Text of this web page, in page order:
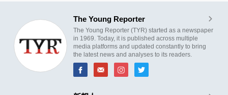
The Young Reporter
The Young Reporter (TYR) started as a newspaper
in 1969. Today, it is published across multiple
media platforms and updated constantly to bring
the latest news and analyses to its readers.